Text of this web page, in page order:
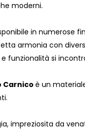
moderni.
in numerose
armonia con
funzionalità si
Carnico è un
impreziosita da